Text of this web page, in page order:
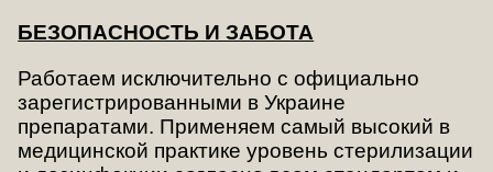
БЕЗОПАСНОСТЬ И ЗАБОТА
Работаем исключительно с официально
зарегистрированными в Украине
препаратами. Применяем самый высокий в
медицинской практике уровень стерилизации